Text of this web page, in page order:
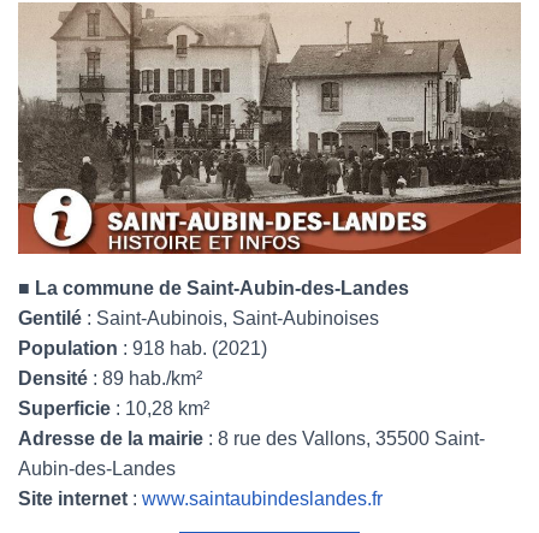
■ La commune de Saint-Aubin-des-Landes
Gentilé : Saint-Aubinois, Saint-Aubinoises
Population : 918 hab. (2021)
Densité : 89 hab./km²
Superficie : 10,28 km²
Adresse de la mairie : 8 rue des Vallons, 35500 Saint-
Aubin-des-Landes
Site internet : www.saintaubindeslandes.fr